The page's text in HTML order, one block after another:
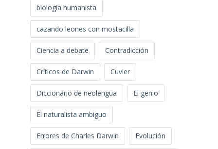
biología humanista
cazando leones con mostacilla
Ciencia a debate Contradicción
Críticos de Darwin Cuvier
Diccionario de neolengua El genio
El naturalista ambiguo
Errores de Charles Darwin Evolución